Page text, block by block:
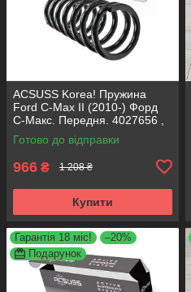
ACSUSS Korea! Пружина
Ford C-Max II (2010-) Форд
С-Макс. Передня. 4027656 ,
RA3444 , 998935. Аксусс
Корея
Готово до відправки
966 ₴ 1 208 ₴
Купити
Гарантія 18 міс!
–20%
Подарунок